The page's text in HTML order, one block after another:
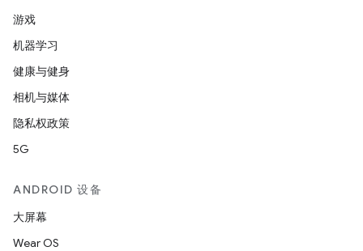
游戏
机器学习
健康与健身
相机与媒体
隐私权政策
5G
ANDROID 设备
大屏幕
Wear OS